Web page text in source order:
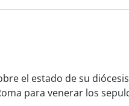
el estado de su
para venerar los